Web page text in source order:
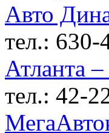
Авто
тел.: 630-
Атланта
тел.: 42-